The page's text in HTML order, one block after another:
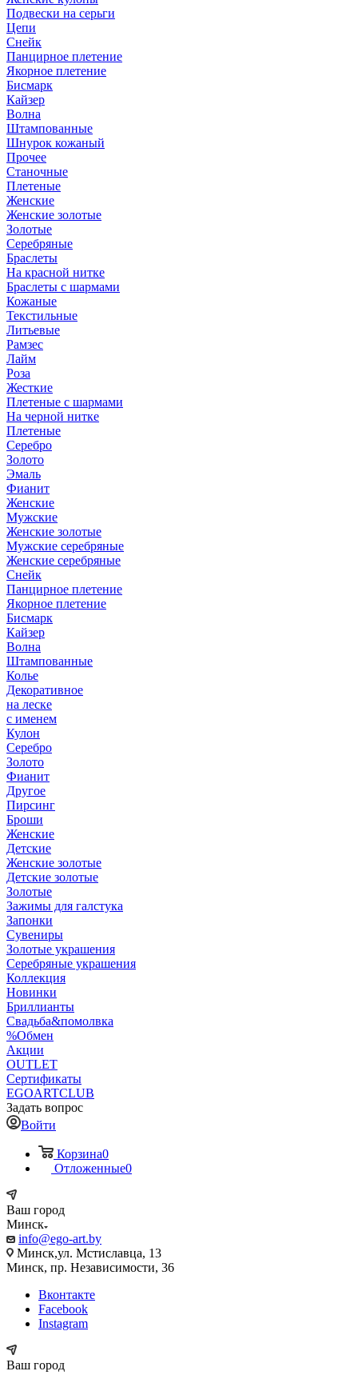
Подвески на серьги
Цепи
Снейк
Панцирное плетение
Якорное плетение
Бисмарк
Кайзер
Волна
Штампованные
Шнурок кожаный
Прочее
Станочные
Плетеные
Женские
Женские золотые
Золотые
Серебряные
Браслеты
На красной нитке
Браслеты с шармами
Кожаные
Текстильные
Литьевые
Рамзес
Лайм
Роза
Жесткие
Плетеные с шармами
На черной нитке
Плетеные
Серебро
Золото
Эмаль
Фианит
Женские
Мужские
Женские золотые
Мужские серебряные
Женские серебряные
Снейк
Панцирное плетение
Якорное плетение
Бисмарк
Кайзер
Волна
Штампованные
Колье
Декоративное
на леске
с именем
Кулон
Серебро
Золото
Фианит
Другое
Пирсинг
Броши
Женские
Детские
Женские золотые
Детские золотые
Золотые
Зажимы для галстука
Запонки
Сувениры
Золотые украшения
Серебряные украшения
Коллекция
Новинки
Бриллианты
Свадьба&помолвка
%Обмен
Акции
OUTLET
Сертификаты
EGOARTCLUB
Задать вопрос
Войти
Корзина0
Отложенные0
Ваш город
Минск
info@ego-art.by
Минск,ул. Мстиславца, 13
Минск, пр. Независимости, 36
Вконтакте
Facebook
Instagram
Ваш город